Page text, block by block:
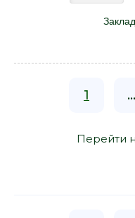
1 ...
Перейти